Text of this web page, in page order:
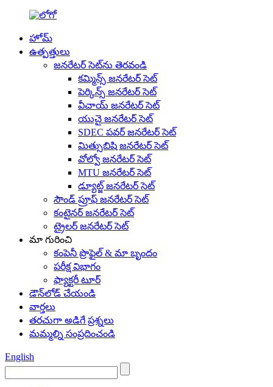
హోమ్
ఉత్పత్తులు
జనరేటర్ సెట్‌ను తెరవండి
కమ్మిన్స్ జనరేటర్ సెట్
పెర్కిన్స్ జనరేటర్ సెట్
వీచాయ్ జనరేటర్ సెట్
యుచై జనరేటర్ సెట్
SDEC పవర్ జనరేటర్ సెట్
మిత్సుబిషి జనరేటర్ సెట్
వోల్వో జనరేటర్ సెట్
MTU జనరేటర్ సెట్
డ్యూట్జ్ జనరేటర్ సెట్
సౌండ్ ప్రూఫ్ జనరేటర్ సెట్
కంటైనర్ జనరేటర్ సెట్
ట్రైలర్ జనరేటర్ సెట్
మా గురించి
కంపెనీ ప్రొఫైల్ & మా బృందం
పరీక్ష విభాగం
ఫ్యాక్టరీ టూర్
డౌన్‌లోడ్ చేయండి
వార్తలు
తరచుగా అడిగే ప్రశ్నలు
మమ్మల్ని సంప్రదించండి
English